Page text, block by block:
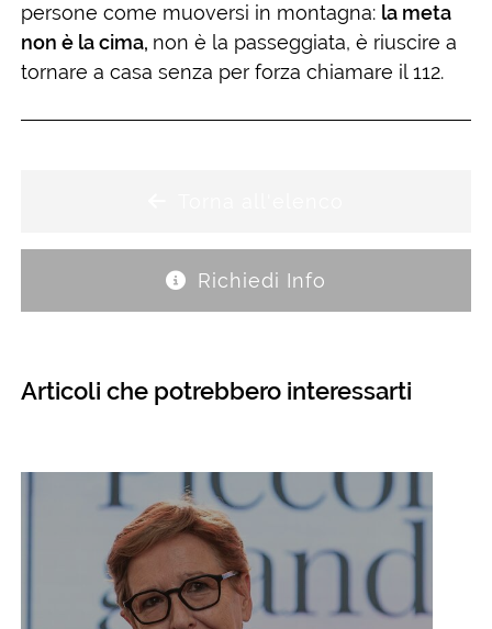
persone come muoversi in montagna: la meta
non è la cima, non è la passeggiata, è riuscire a
tornare a casa senza per forza chiamare il 112.
Richiedi Info
Articoli che potrebbero interessarti